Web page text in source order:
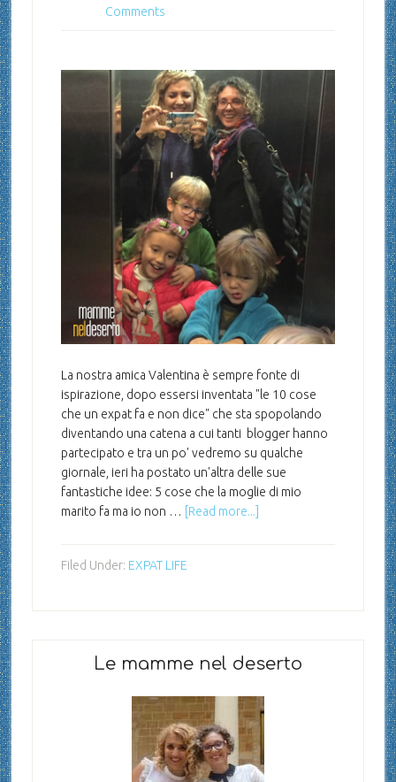
Comments
La nostra amica Valentina è sempre fonte di
ispirazione, dopo essersi inventata "le 10 cose
che un expat fa e non dice" che sta spopolando
diventando una catena a cui tanti blogger hanno
partecipato e tra un po' vedremo su qualche
giornale, ieri ha postato un'altra delle sue
fantastiche idee: 5 cose che la moglie di mio
marito fa ma io non …
[Read more...]
Filed Under: EXPAT LIFE
Le mamme nel deserto